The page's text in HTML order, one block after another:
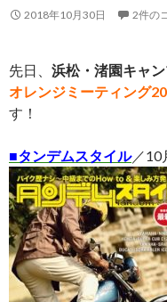
2018年10月30日 2件の
先日、 浜松・渚園キャ
オレンジミーティング
す！
■タンデムスタイル／10